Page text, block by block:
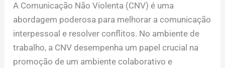
A Comunicação Não Violenta (CNV) é uma
abordagem poderosa para melhorar a comunicação
interpessoal e resolver conflitos. No ambiente de
trabalho, a CNV desempenha um papel crucial na
promoção de um ambiente colaborativo e